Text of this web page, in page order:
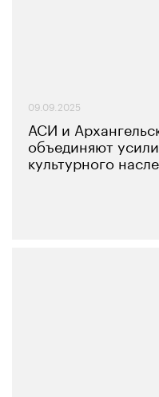
09.09.2025
АСИ и
объединяют
культурного